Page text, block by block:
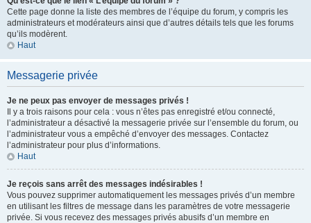
Cette page donne la liste des membres de l’équipe du forum, y compris les
administrateurs et modérateurs ainsi que d’autres détails tels que les forums
qu’ils modèrent.
Haut
Messagerie privée
Je ne peux pas envoyer de messages privés !
Il y a trois raisons pour cela : vous n’êtes pas enregistré et/ou connecté,
l’administrateur a désactivé la messagerie privée sur l’ensemble du forum, ou
l’administrateur vous a empêché d’envoyer des messages. Contactez
l’administrateur pour plus d’informations.
Haut
Je reçois sans arrêt des messages indésirables !
Vous pouvez supprimer automatiquement les messages privés d’un membre
en utilisant les filtres de message dans les paramètres de votre messagerie
privée. Si vous recevez des messages privés abusifs d’un membre en